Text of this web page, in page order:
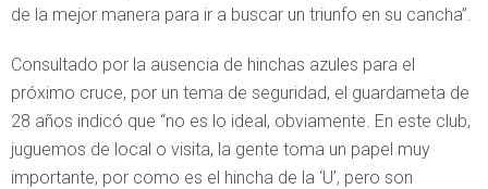
de la mejor manera para ir a buscar un triunfo en su cancha”.
Consultado por la ausencia de hinchas azules para el
próximo cruce, por un tema de seguridad, el guardameta de
28 años indicó que “no es lo ideal, obviamente. En este club,
juguemos de local o visita, la gente toma un papel muy
importante, por como es el hincha de la ‘U’, pero son